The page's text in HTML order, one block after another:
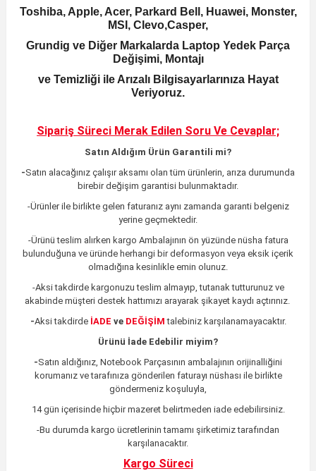
Toshiba, Apple, Acer, Parkard Bell, Huawei, Monster,
MSI, Clevo,Casper,
Grundig ve Diğer Markalarda Laptop Yedek Parça
Değişimi, Montajı
ve Temizliği ile Arızalı Bilgisayarlarınıza Hayat
Veriyoruz.
Sipariş Süreci Merak Edilen Soru Ve Cevaplar;
Satın Aldığım Ürün Garantili mi?
-Satın alacağınız çalışır aksamı olan tüm ürünlerin, arıza durumunda
birebir değişim garantisi bulunmaktadır.
-Ürünler ile birlikte gelen faturanız aynı zamanda garanti belgeniz
yerine geçmektedir.
-Ürünü teslim alırken kargo Ambalajının ön yüzünde nüsha fatura
bulunduğuna ve üründe herhangi bir deformasyon veya eksik içerik
olmadığına kesinlikle emin olunuz.
-Aksi takdirde kargonuzu teslim almayıp, tutanak tutturunuz ve
akabinde müşteri destek hattımızı arayarak şikayet kaydı açtırınız.
-Aksi takdirde İADE ve DEĞİŞİM talebiniz karşılanamayacaktır.
Ürünü İade Edebilir miyim?
-Satın aldığınız, Notebook Parçasının ambalajının orijinalliğini
korumanız ve tarafınıza gönderilen faturayı nüshası ile birlikte
göndermeniz koşuluyla,
14 gün içerisinde hiçbir mazeret belirtmeden iade edebilirsiniz.
-Bu durumda kargo ücretlerinin tamamı şirketimiz tarafından
karşılanacaktır.
Kargo Süreci